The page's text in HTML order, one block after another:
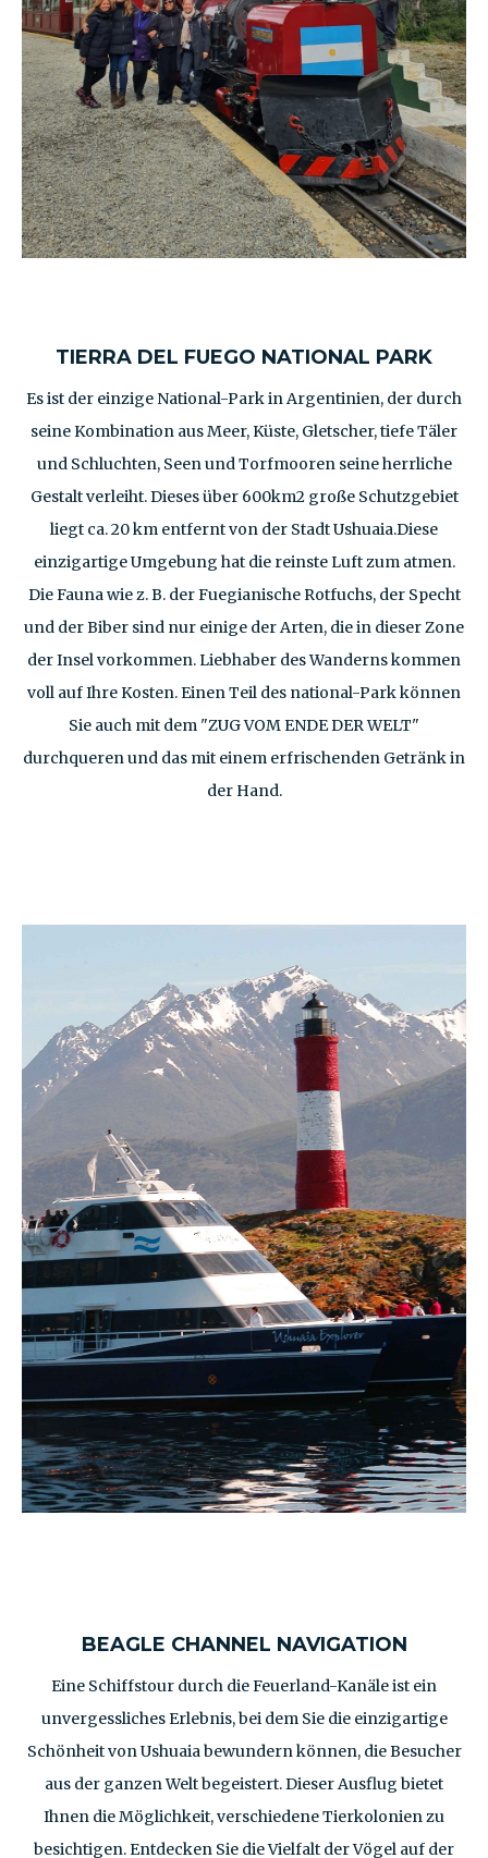
TIERRA DEL FUEGO NATIONAL PARK
Es ist der einzige National-Park in Argentinien, der durch
seine Kombination aus Meer, Küste, Gletscher, tiefe Täler
und Schluchten, Seen und Torfmooren seine herrliche
Gestalt verleiht. Dieses über 600km2 große Schutzgebiet
liegt ca. 20 km entfernt von der Stadt Ushuaia.Diese
einzigartige Umgebung hat die reinste Luft zum atmen.
Die Fauna wie z. B. der Fuegianische Rotfuchs, der Specht
und der Biber sind nur einige der Arten, die in dieser Zone
der Insel vorkommen. Liebhaber des Wanderns kommen
voll auf Ihre Kosten. Einen Teil des national-Park können
Sie auch mit dem "ZUG VOM ENDE DER WELT"
durchqueren und das mit einem erfrischenden Getränk in
der Hand.
BEAGLE CHANNEL NAVIGATION
Eine Schiffstour durch die Feuerland-Kanäle ist ein
unvergessliches Erlebnis, bei dem Sie die einzigartige
Schönheit von Ushuaia bewundern können, die Besucher
aus der ganzen Welt begeistert. Dieser Ausflug bietet
Ihnen die Möglichkeit, verschiedene Tierkolonien zu
besichtigen. Entdecken Sie die Vielfalt der Vögel auf der